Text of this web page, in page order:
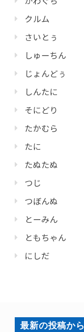
クルム
さいとぅ
しゅーちん
じょんどぅ
しんたに
そにどり
たかむら
たに
たぬたぬ
つじ
つぼんぬ
とーみん
ともちゃん
にしだ
最新の投稿から